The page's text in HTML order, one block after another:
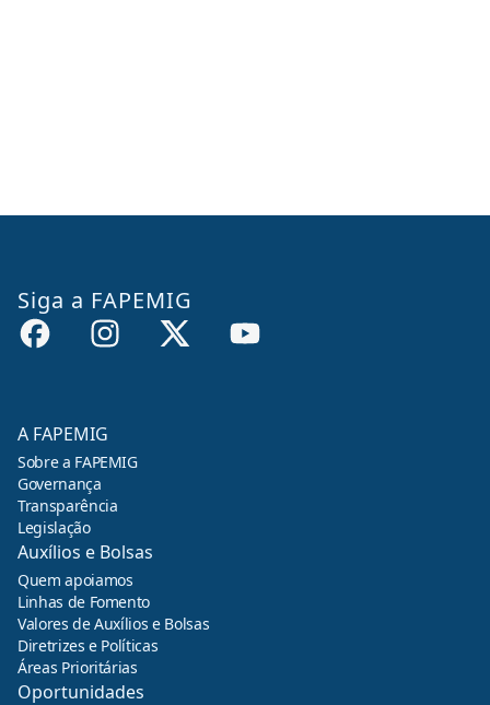
Siga a FAPEMIG
A FAPEMIG
Sobre a FAPEMIG
Governança
Transparência
Legislação
Auxílios e Bolsas
Quem apoiamos
Linhas de Fomento
Valores de Auxílios e Bolsas
Diretrizes e Políticas
Áreas Prioritárias
Oportunidades